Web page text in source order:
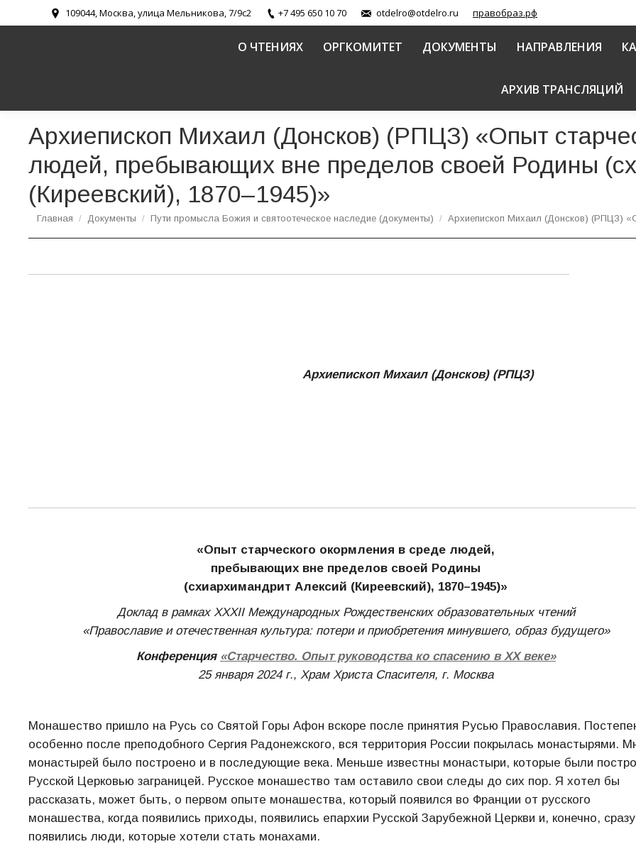
109044, Москва, улица Мельникова, 7/9с2 +7 495 650 10 70 otdelro@otdelro.ru правобраз.рф
О ЧТЕНИЯХ ОРГКОМИТЕТ ДОКУМЕНТЫ НАПРАВЛЕНИЯ
АРХИВ ТРАНСЛЯЦИЙ
Архиепископ Михаил (Донсков) (РПЦЗ) «Опыт
людей, пребывающих вне пределов своей Родины
(Киреевский), 1870–1945)»
Вы здесь:
Главная Документы Пути промысла Божия и святоотеческое наследие (документы) Архиепископ Михаил (Донсков) (РПЦЗ)
Архиепископ Михаил (Донсков) (РПЦЗ)
«Опыт старческого окормления в среде людей,
пребывающих вне пределов своей Родины
(схиархимандрит Алексий (Киреевский), 1870–1945)»
Доклад в рамках XXХII Международных Рождественских образовательных чтений
«Православие и отечественная культура: потери и приобретения минувшего, образ будущего»
Конференция «Старчество. Опыт руководства ко спасению в ХХ веке»
25 января 2024 г., Храм Христа Спасителя, г. Москва
Монашество пришло на Русь со Святой Горы Афон вскоре после принятия Русью Православия.
особенно после преподобного Сергия Радонежского, вся территория России покрылась монастырями.
монастырей было построено и в последующие века. Меньше известны монастыри, которые были
Русской Церковью заграницей. Русское монашество там оставило свои следы до сих пор. Я хотел бы
рассказать, может быть, о первом опыте монашества, который появился во Франции от русского
монашества, когда появились приходы, появились епархии Русской Зарубежной Церкви и, конечно, сразу
появились люди, которые хотели стать монахами.